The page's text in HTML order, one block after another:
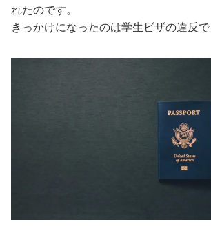
れたのです。
きっかけになったのは学生ビザの違反で